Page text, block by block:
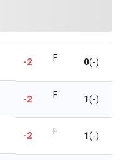
-2 F 0(-)
-2 F 1(-)
-2 F 1(-)